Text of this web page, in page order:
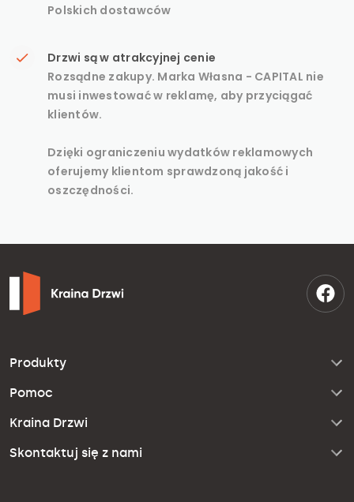
Polskich dostawców
Drzwi są w atrakcyjnej cenie
Rozsądne zakupy. Marka Własna - CAPITAL nie
musi inwestować w reklamę, aby przyciągać
klientów.
Dzięki ograniczeniu wydatków reklamowych
oferujemy klientom sprawdzoną jakość i
oszczędności.
Produkty
Pomoc
Kraina Drzwi
Skontaktuj się z nami